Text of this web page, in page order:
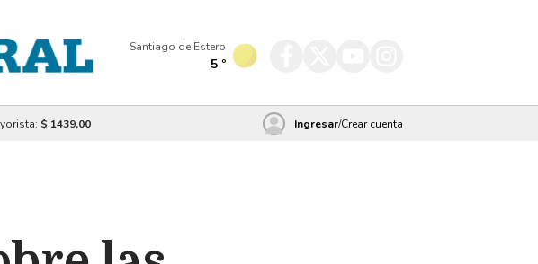
Santiago de Estero
5 º
$ 1439,00 Ingresar/Crear cuenta